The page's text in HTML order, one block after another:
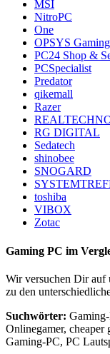
MSI
NitroPC
One
OPSYS Gaming
PC24 Shop &
PCSpecialist
Predator
qikemall
Razer
RG DIGITAL
Sedatech
shinobee
SNOGARD
toshiba
VIBOX
Zotac
Gaming PC im
Wir versuchen Dir auf
zu den
Suchwörter:
Onlinegamer,
Gaming-PC, PC